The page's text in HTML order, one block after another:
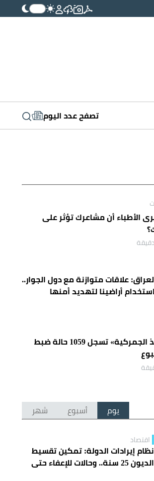
تصفح عدد اليوم
الأطباء أن مشاعرك تؤثر على
علاقات متوازنة مع دول الجوار..
أراضينا لتهديد أمنها
«المنافذ الجمركية» تسجل 1059 حالة ضبط
يوم أسبوع شهر
اقتصاد
نظام إيرادات الدولة: تمكين تقسيط
الديون 25 سنة.. وحالات للإعفاء حتى